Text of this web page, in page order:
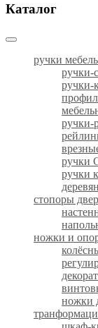
Каталог
ручки
ручки-
ручки-
ручки-
ручки
ручки
стопоры
ножки и
ножки